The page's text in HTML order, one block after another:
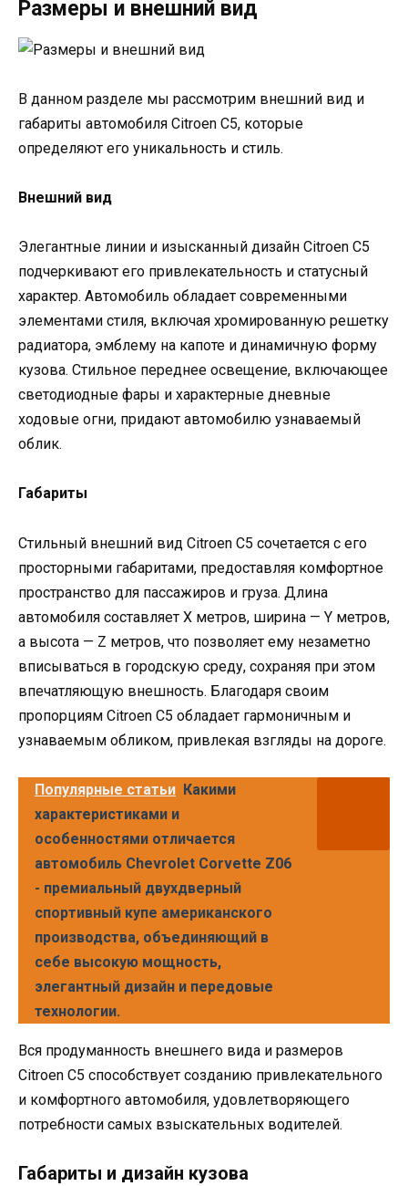
Размеры и внешний вид
В данном разделе мы рассмотрим внешний вид и
габариты автомобиля Citroen C5, которые
определяют его уникальность и стиль.
Внешний вид
Элегантные линии и изысканный дизайн Citroen C5
подчеркивают его привлекательность и статусный
характер. Автомобиль обладает современными
элементами стиля, включая хромированную решетку
радиатора, эмблему на капоте и динамичную форму
кузова. Стильное переднее освещение, включающее
светодиодные фары и характерные дневные
ходовые огни, придают автомобилю узнаваемый
облик.
Габариты
Стильный внешний вид Citroen C5 сочетается с его
просторными габаритами, предоставляя комфортное
пространство для пассажиров и груза. Длина
автомобиля составляет X метров, ширина — Y метров,
а высота — Z метров, что позволяет ему незаметно
вписываться в городскую среду, сохраняя при этом
впечатляющую внешность. Благодаря своим
пропорциям Citroen C5 обладает гармоничным и
узнаваемым обликом, привлекая взгляды на дороге.
Популярные статьи Какими
характеристиками и
особенностями отличается
автомобиль Chevrolet Corvette Z06
- премиальный двухдверный
спортивный купе американского
производства, объединяющий в
себе высокую мощность,
элегантный дизайн и передовые
технологии.
Вся продуманность внешнего вида и размеров
Citroen C5 способствует созданию привлекательного
и комфортного автомобиля, удовлетворяющего
потребности самых взыскательных водителей.
Габариты и дизайн кузова